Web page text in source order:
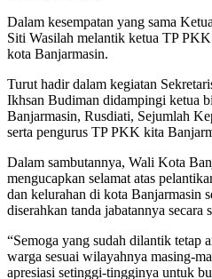
Dalam kesempatan yang sama
Siti Wasilah melantik ketua TP
kota Banjarmasin.
Turut hadir dalam kegiatan
Ikhsan Budiman didampingi ketua
Banjarmasin, Rusdiati, Sejumlah
serta pengurus TP PKK kita
Dalam sambutannya, Wali Kota
mengucapkan selamat atas
dan kelurahan di kota Banjarmasin
diserahkan tanda jabatannya secara
“Semoga yang sudah dilantik tetap
warga sesuai wilayahnya masing-
apresiasi setinggi-tingginya untuk